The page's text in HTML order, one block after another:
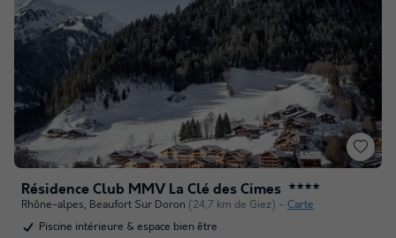
Résidence Club MMV La Clé des Cimes ★★★★
Rhône-alpes, Beaufort Sur Doron (24,7 km de Giez)
Carte
Piscine intérieure & espace bien être